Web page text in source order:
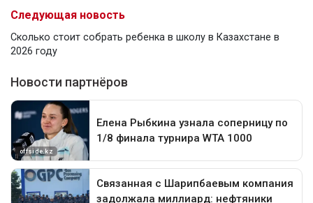
Следующая новость
Сколько стоит собрать ребенка в школу в Казахстане в
2026 году